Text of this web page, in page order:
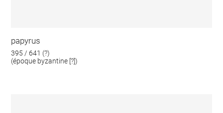
papyrus
395 / 641 (?)
(époque byzantine [?])